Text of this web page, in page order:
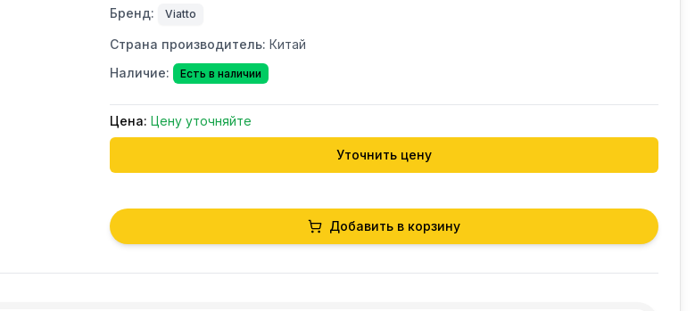
Бренд: Viatto
Страна производитель: Китай
Наличие:
Есть в наличии
Цена: Цену уточняйте
Уточнить цену
Добавить в корзину